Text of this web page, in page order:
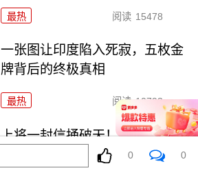
最热 阅读 15478
一张图让印度陷入死寂，五枚金
牌背后的终极真相
最热 阅读 10793
上将一封信捅破天！美军五艘驱
逐舰要盖三口锅！
0 0